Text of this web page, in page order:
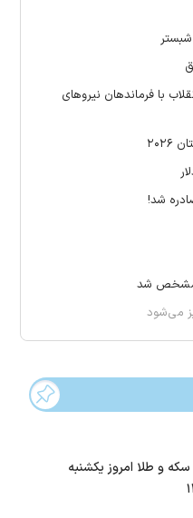
با فرماندهان نیرو‌های
شد!
می‌شود
و طلا امروز یکشنبه